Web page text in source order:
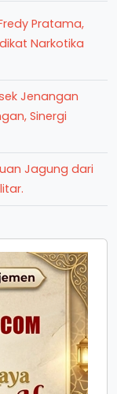
Pratama,
Narkotika
Jenangan
Sinergi
Jagung dari